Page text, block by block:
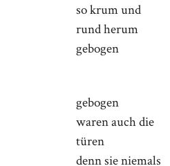
so krum und
rund herum
gebogen
gebogen
waren auch die
türen
denn sie niemals